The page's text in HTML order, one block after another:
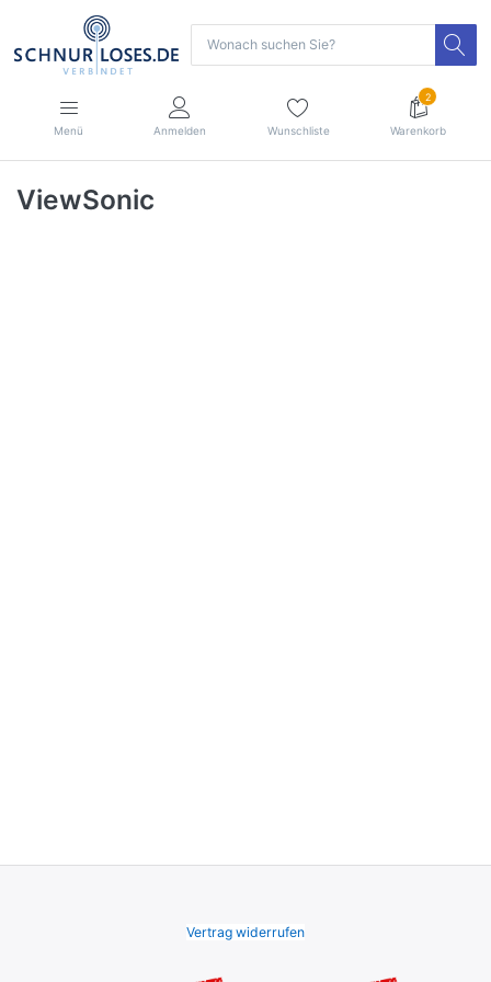
Menü Anmelden Wunschliste
2
Warenkorb
ViewSonic
Vertrag widerrufen